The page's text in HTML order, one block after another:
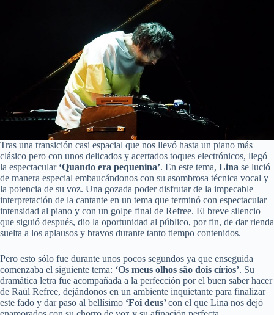
Tras una transición casi espacial que nos llevó hasta un piano más
clásico pero con unos delicados y acertados toques electrónicos, llegó
la espectacular ‘Quando era pequenina’. En este tema, Lina se lució
de manera especial embaucándonos con su asombrosa técnica vocal y
la potencia de su voz. Una gozada poder disfrutar de la impecable
interpretación de la cantante en un tema que terminó con espectacular
intensidad al piano y con un golpe final de Refree. El breve silencio
que siguió después, dio la oportunidad al público, por fin, de dar rienda
suelta a los aplausos y bravos durante tanto tiempo contenidos.
Pero esto sólo fue durante unos pocos segundos ya que enseguida
comenzaba el siguiente tema: ‘Os meus olhos são dois círios’. Su
dramática letra fue acompañada a la perfección por el buen saber hacer
de Raül Refree, dejándonos en un ambiente inquietante para finalizar
este fado y dar paso al bellísimo ‘Foi deus’con el que Lina nos dejó